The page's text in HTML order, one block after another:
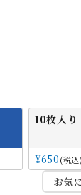
10枚入り
¥650 税込
お気